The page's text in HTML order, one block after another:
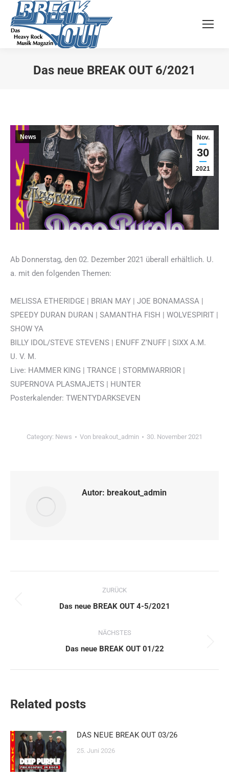
Das neue BREAK OUT 6/2021
Nov.
30
2021
News
Ab Donnerstag, den 02. Dezember 2021 überall erhältlich. U.
a. mit den folgenden Themen:
MELISSA ETHERIDGE | BRIAN MAY | JOE BONAMASSA |
SPEEDY DURAN DURAN | SAMANTHA FISH | WOLVESPIRIT |
SHOW YA
BILLY IDOL/STEVE STEVENS | ENUFF Z’NUFF | SIXX A.M.
U. V. M.
Live: HAMMER KING | TRANCE | STORMWARRIOR |
SUPERNOVA PLASMAJETS | HUNTER
Posterkalender: TWENTYDARKSEVEN
Category: News Von breakout_admin 30. November 2021
Autor: breakout_admin
Kommentarnavigation
ZURÜCK
Vorheriger
Das neue BREAK OUT 4-5/2021
NÄCHSTES
Nächster
Das neue BREAK OUT 01/22
Related posts
DAS NEUE BREAK OUT 03/26
25. Juni 2026